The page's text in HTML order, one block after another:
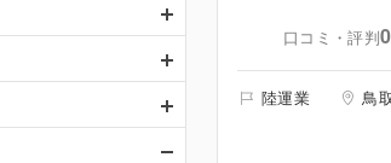
口コミ・評判0
陸運業 鳥